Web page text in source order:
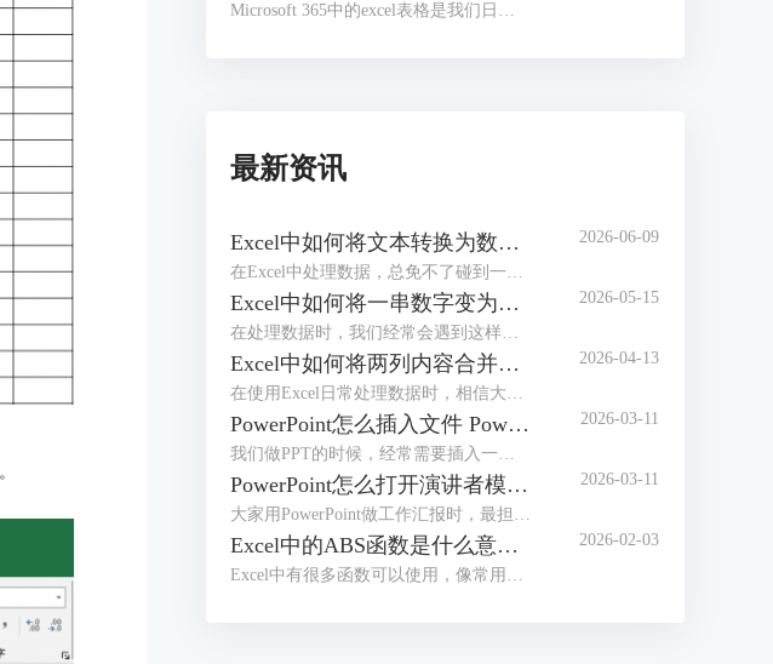
Microsoft 365中的excel表格是我们日常生活中经常需要用到的办公软件，在之前的文章中给大家介绍了excel排序和自定义排序的方法。有的小伙伴反应excel排序后数据错乱，这是因为方法没用对吗？为了解答大家的疑问，今天就给大家来分享一下excel表格排序为什么会错乱，excel表格顺序都乱了怎么办。
最新资讯
Excel中如何将文本转换为数值 Excel中如何将e+变为数字
在Excel中处理数据，总免不了碰到一些令人头疼的小麻烦，比如文本格式的数字根本没办法直接计算，或者单元格中输入长数字后无法完整显示，看着就闹心。别担心，今天我们就给大家分享两个超实用的操作，一起来了解下Excel中如何将文本转换为数值，Excel中如何将e+变为数字的相关内容。
2026-06-09
Excel中如何将一串数字变为日期 Excel中如何将一列数据分成几列
在处理数据时，我们经常会遇到这样的困扰，比如20240520、20250521或者20260502等，想将其变成标准日期格式却又不知道该如何操作。不用担心，这些看似复杂的问题，其实都有简单高效的解决方法。接下来本文将围绕Excel中如何将一串数字变为日期，Excel中如何将一列数据分成几列等内容进行介绍，一起来学习下。
2026-05-15
Excel中如何将两列内容合并到一起 Excel中如何将行转换成列
在使用Excel日常处理数据时，相信大家经常会遇到将几列内容合并到一起或者把行转成列的基础操作。不管是整理客户信息、汇总销售数据或是制作报表，学会这些技巧后，都可以有效提高我们的工作效率。接下来就给大家说一下Excel中如何将两列内容合并到一起，Excel中如何将行转换成列的相关内容。
2026-04-13
PowerPoint怎么插入文件 PowerPoint怎么插入思维导图
我们做PPT的时候，经常需要插入一些外部文件进去。插入之后文件会变成一个小图标嵌在幻灯片中，演示的时候点击一下图标，就能直接打开原文件了。不过还有好多小伙伴不知道怎么操作。别急，接下来我们就给大家讲讲PowerPoint怎么插入文件，PowerPoint怎么插入思维导图的实用技巧。
2026-03-11
PowerPoint怎么打开演讲者模式 PowerPoint怎么压缩PPT大小
大家用PowerPoint做工作汇报时，最担心的莫过于汇报到一半的时候忘词，或者搞不清当前页讲完该接哪一页内容了吧，其实这事情非常容易解决，可以设置演讲者模式，这样我们自己能看到备注和下一页预览，而观众那边只显示正常的放映画面。接下来我们就给大家介绍一下PowerPoint怎么打开演讲者模式，PowerPoint怎么压缩PPT大小的相关内容。
2026-03-11
Excel中的ABS函数是什么意思 Excel中的ABS函数怎么用
Excel中有很多函数可以使用，像常用的SUM求和函数、VLOOKUP查找函数、IF条件判断函数、ABS绝对值函数等，通过这些函数，可以有效帮我们提升数据处理和分析效率。接下来我们就以ABS函数为例，来为大家分享一下Excel中的ABS函数是什么意思，Excel中的ABS函数怎么用的相关内容，方法步骤非常简单，一起来学习下。
2026-02-03